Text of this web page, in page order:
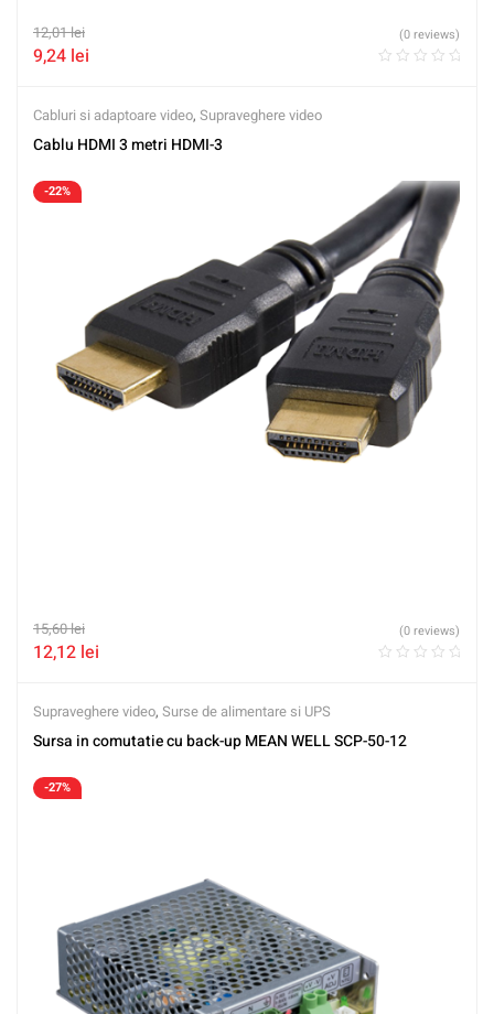
12,01lei
9,24 lei
(0 reviews)
Cabluri si adaptoare video, Supraveghere video
Cablu HDMI 3 metri HDMI-3
-22%
15,60lei
12,12 lei
(0 reviews)
Supraveghere video, Surse de alimentare si UPS
Sursa in comutatie cu back-up MEAN WELL SCP-50-12
-27%